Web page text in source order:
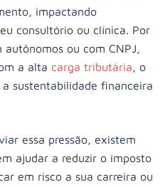
impactando
consultório ou clínica. Por
ou com CNPJ,
a alta carga tributária, o
sustentabilidade financeira
essa pressão, existem
ajudar a reduzir o imposto
em risco a sua carreira ou